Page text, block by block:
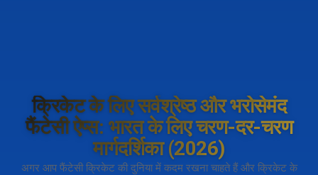
क्रिकेट के लिए सर्वश्रेष्ठ और भरोसेमंद
फैंटेसी ऐप्स: भारत के लिए चरण-दर-चरण
मार्गदर्शिका (2026)
अगर आप फैंटेसी क्रिकेट की दुनिया में कदम रखना चाहते हैं और क्रिकेट के